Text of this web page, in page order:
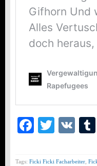
VK
Tags: Ficki Ficki Facharbeiter